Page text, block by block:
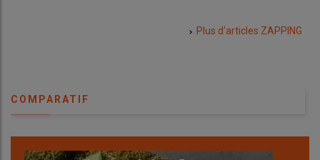
Plus d'articles ZAPPING
COMPARATIF